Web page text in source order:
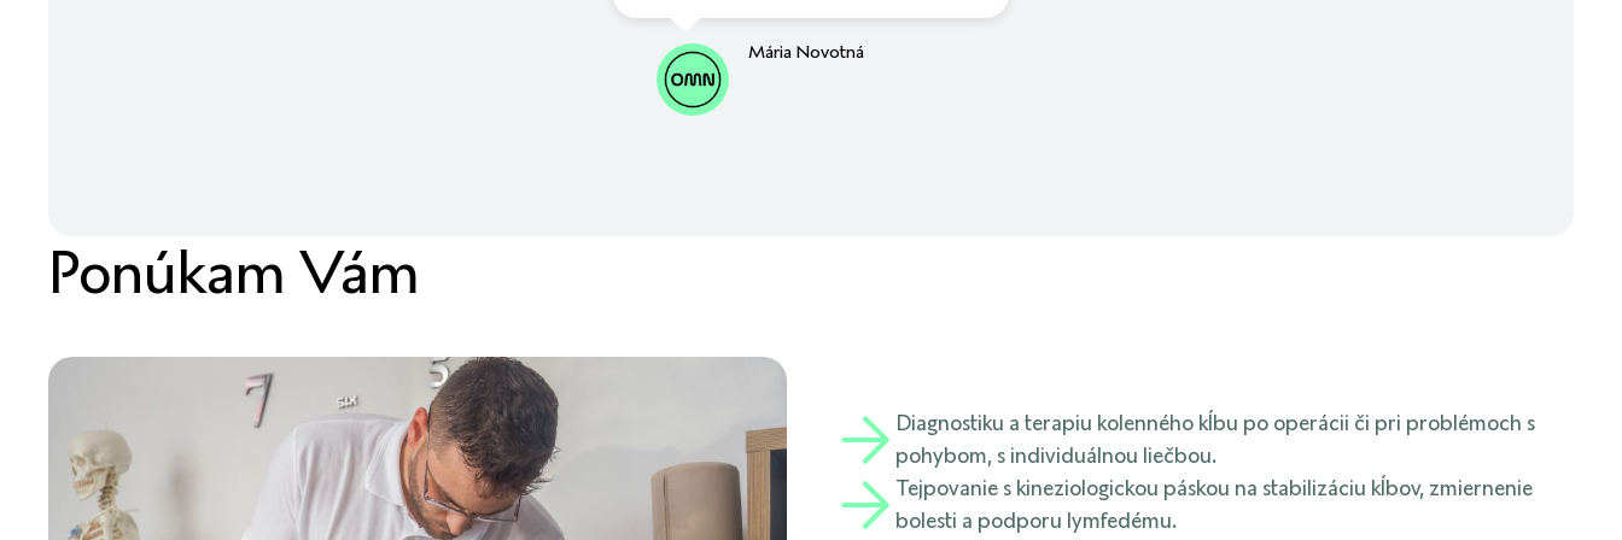
Mária Novotná
Ponúkam Vám
Diagnostiku a terapiu kolenného kĺbu po operácii či pri problémoch s
pohybom, s individuálnou liečbou.
Tejpovanie s kineziologickou páskou na stabilizáciu kĺbov, zmiernenie
bolesti a podporu lymfedému.